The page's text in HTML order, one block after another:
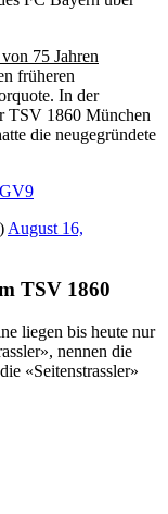
75 Jahren
früheren
In der
TSV 1860 München
die neugegründete
August 16,
TSV 1860
liegen bis heute nur
nennen die
«Seitenstrassler»